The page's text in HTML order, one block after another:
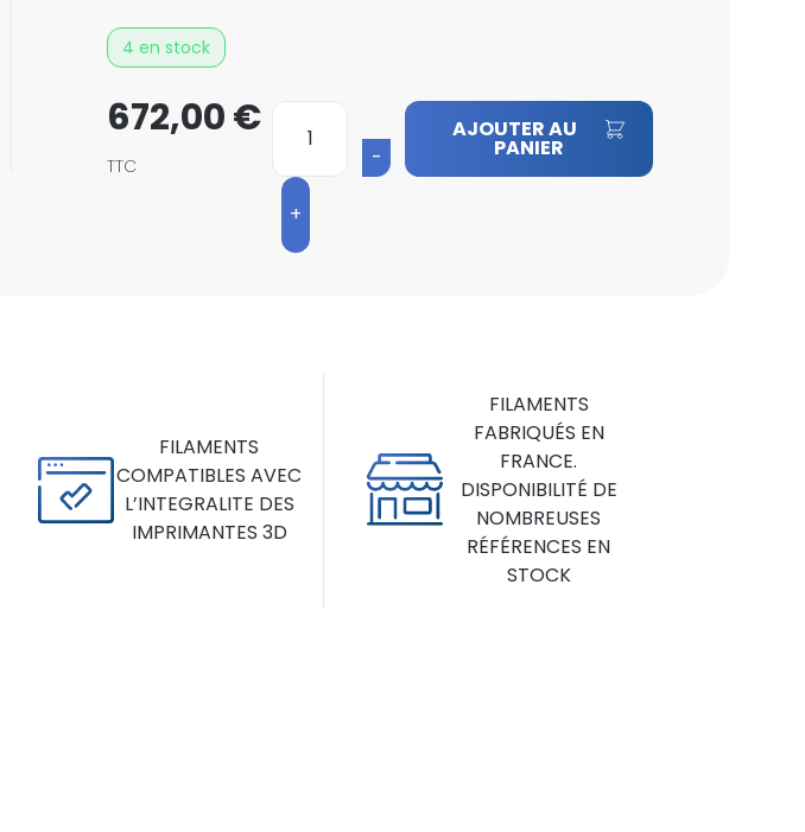
4 en stock
672,00€
TTC
1.75
AJOUTER AU
PANIER
FILAMENTS
COMPATIBLES AVEC
L’INTEGRALITE DES
IMPRIMANTES 3D
FILAMENTS
FABRIQUÉS EN
FRANCE.
DISPONIBILITÉ DE
NOMBREUSES
RÉFÉRENCES EN
STOCK